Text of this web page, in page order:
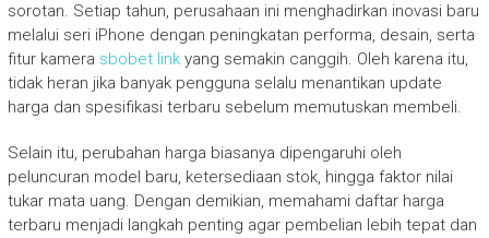
sorotan. Setiap tahun, perusahaan ini menghadirkan inovasi baru
melalui seri iPhone dengan peningkatan performa, desain, serta
fitur kamera sbobet linkyang semakin canggih. Oleh karena itu,
tidak heran jika banyak pengguna selalu menantikan update
harga dan spesifikasi terbaru sebelum memutuskan membeli.
Selain itu, perubahan harga biasanya dipengaruhi oleh
peluncuran model baru, ketersediaan stok, hingga faktor nilai
tukar mata uang. Dengan demikian, memahami daftar harga
terbaru menjadi langkah penting agar pembelian lebih tepat dan